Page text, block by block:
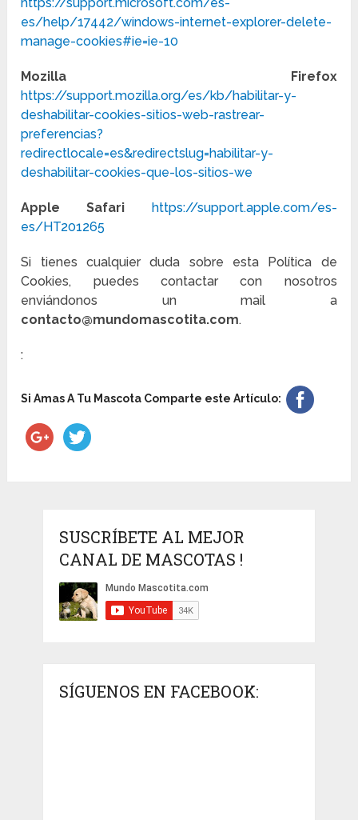
es/help/17442/windows-internet-explorer-delete-
manage-cookies#ie=ie-10
Mozilla Firefox
https://support.mozilla.org/es/kb/habilitar-y-
deshabilitar-cookies-sitios-web-rastrear-
preferencias?
redirectlocale=es&redirectslug=habilitar-y-
deshabilitar-cookies-que-los-sitios-we
Apple Safari
https://support.apple.com/es-
es/HT201265
Si tienes cualquier duda sobre esta Política de
Cookies, puedes contactar con nosotros
enviándonos un mail a
contacto@mundomascotita.com.
:
Si Amas A Tu Mascota Comparte este Artículo:
SUSCRÍBETE AL MEJOR
CANAL DE MASCOTAS !
SÍGUENOS EN FACEBOOK: